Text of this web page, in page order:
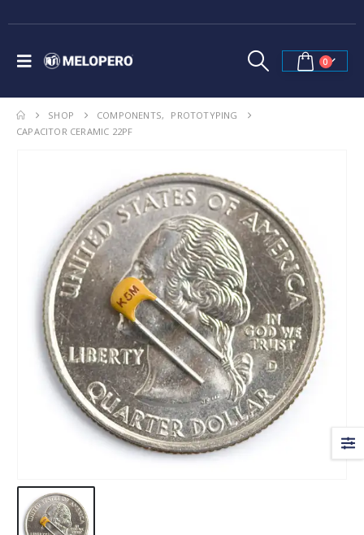
0
SHOP COMPONENTS,
PROTOTYPING
CAPACITOR CERAMIC 22PF